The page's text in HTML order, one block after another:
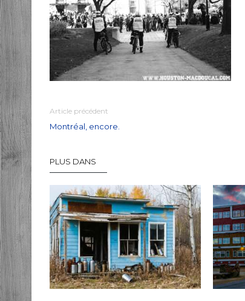
Article précédent
Montréal, encore.
PLUS DANS